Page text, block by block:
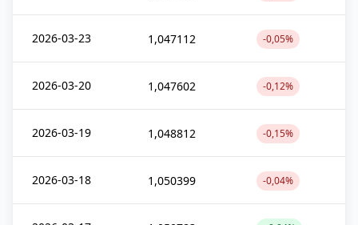
2026-03-23 1,047112 -0,05%
2026-03-20 1,047602 -0,12%
2026-03-19 1,048812 -0,15%
2026-03-18 1,050399 -0,04%